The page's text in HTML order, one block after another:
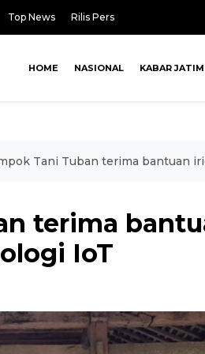
Top News Rilis Pers
HOME NASIONAL KABAR JATIM
Tani Tuban terima bantuan
terima
IoT